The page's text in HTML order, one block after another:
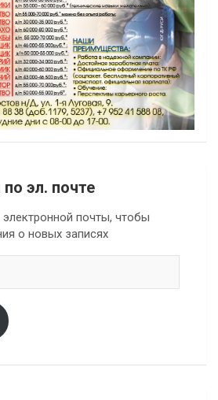
эл. почте
почты, чтобы
о новых записях